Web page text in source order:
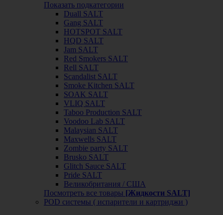
Показать подкатегории
Duall SALT
Gang SALT
HOTSPOT SALT
HQD SALT
Jam SALT
Red Smokers SALT
Rell SALT
Scandalist SALT
Smoke Kitchen SALT
SOAK SALT
VLIQ SALT
Taboo Production SALT
Voodoo Lab SALT
Malaysian SALT
Maxwells SALT
Zombie party SALT
Brusko SALT
Glitch Sauce SALT
Pride SALT
Великобритания / США
Посмотреть все товары [Жидкости SALT]
POD системы ( испарители и картриджи )